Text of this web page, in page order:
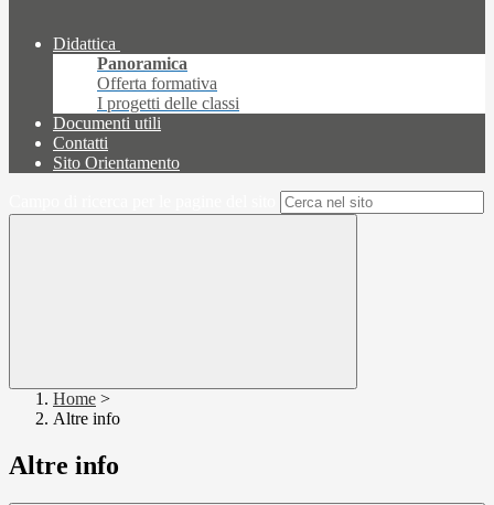
Didattica
Panoramica
Offerta formativa
I progetti delle classi
Documenti utili
Contatti
Sito Orientamento
Home >
Altre info
Altre info